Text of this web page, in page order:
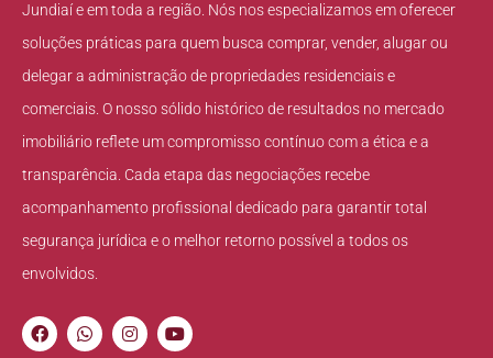
Jundiaí e em toda a região. Nós nos especializamos em oferecer
soluções práticas para quem busca comprar, vender, alugar ou
delegar a administração de propriedades residenciais e
comerciais. O nosso sólido histórico de resultados no mercado
imobiliário reflete um compromisso contínuo com a ética e a
transparência. Cada etapa das negociações recebe
acompanhamento profissional dedicado para garantir total
segurança jurídica e o melhor retorno possível a todos os
envolvidos.